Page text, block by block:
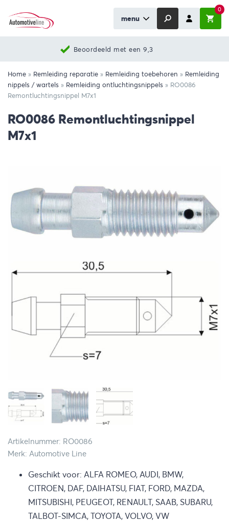
menu
0
Beoordeeld met een 9,3
Home » Remleiding reparatie » Remleiding toebehoren » Remleiding
nippels / wartels » Remleiding ontluchtingsnippels » RO0086
Remontluchtingsnippel M7x1
RO0086 Remontluchtingsnippel
M7x1
Artikelnummer: RO0086
Merk: Automotive Line
Geschikt voor: ALFA ROMEO, AUDI, BMW,
CITROEN, DAF, DAIHATSU, FIAT, FORD, MAZDA,
MITSUBISHI, PEUGEOT, RENAULT, SAAB, SUBARU,
TALBOT-SIMCA, TOYOTA, VOLVO, VW